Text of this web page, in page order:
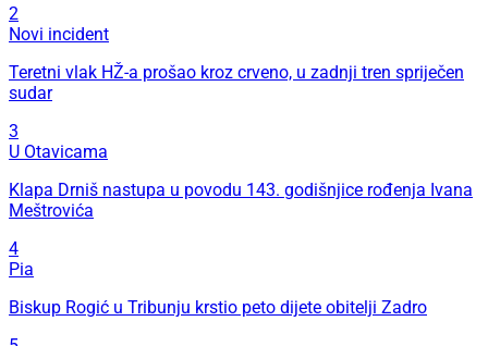
2
Novi incident
Teretni vlak HŽ-a prošao kroz crveno, u zadnji tren spriječen
sudar
3
U Otavicama
Klapa Drniš nastupa u povodu 143. godišnjice rođenja Ivana
Meštrovića
4
Pia
Biskup Rogić u Tribunju krstio peto dijete obitelji Zadro